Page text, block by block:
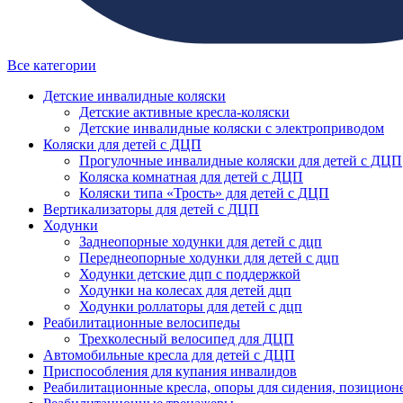
Все категории
Детские инвалидные коляски
Детские активные кресла-коляски
Детские инвалидные коляски с электроприводом
Коляски для детей с ДЦП
Прогулочные инвалидные коляски для детей с ДЦП
Коляска комнатная для детей с ДЦП
Коляски типа «Трость» для детей с ДЦП
Вертикализаторы для детей с ДЦП
Ходунки
Заднеопорные ходунки для детей с дцп
Переднеопорные ходунки для детей с дцп
Ходунки детские дцп с поддержкой
Ходунки на колесах для детей дцп
Ходунки роллаторы для детей с дцп
Реабилитационные велосипеды
Трехколесный велосипед для ДЦП
Автомобильные кресла для детей с ДЦП
Приспособления для купания инвалидов
Реабилитационные кресла, опоры для сидения,